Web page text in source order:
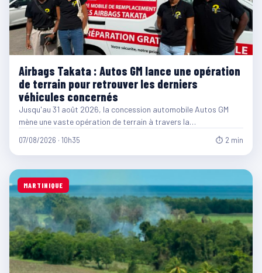
Airbags Takata : Autos GM lance une opération
de terrain pour retrouver les derniers
véhicules concernés
Jusqu'au 31 août 2026, la concession automobile Autos GM
mène une vaste opération de terrain à travers la…
07/08/2026 · 10h35 ⏱ 2 min
MARTINIQUE